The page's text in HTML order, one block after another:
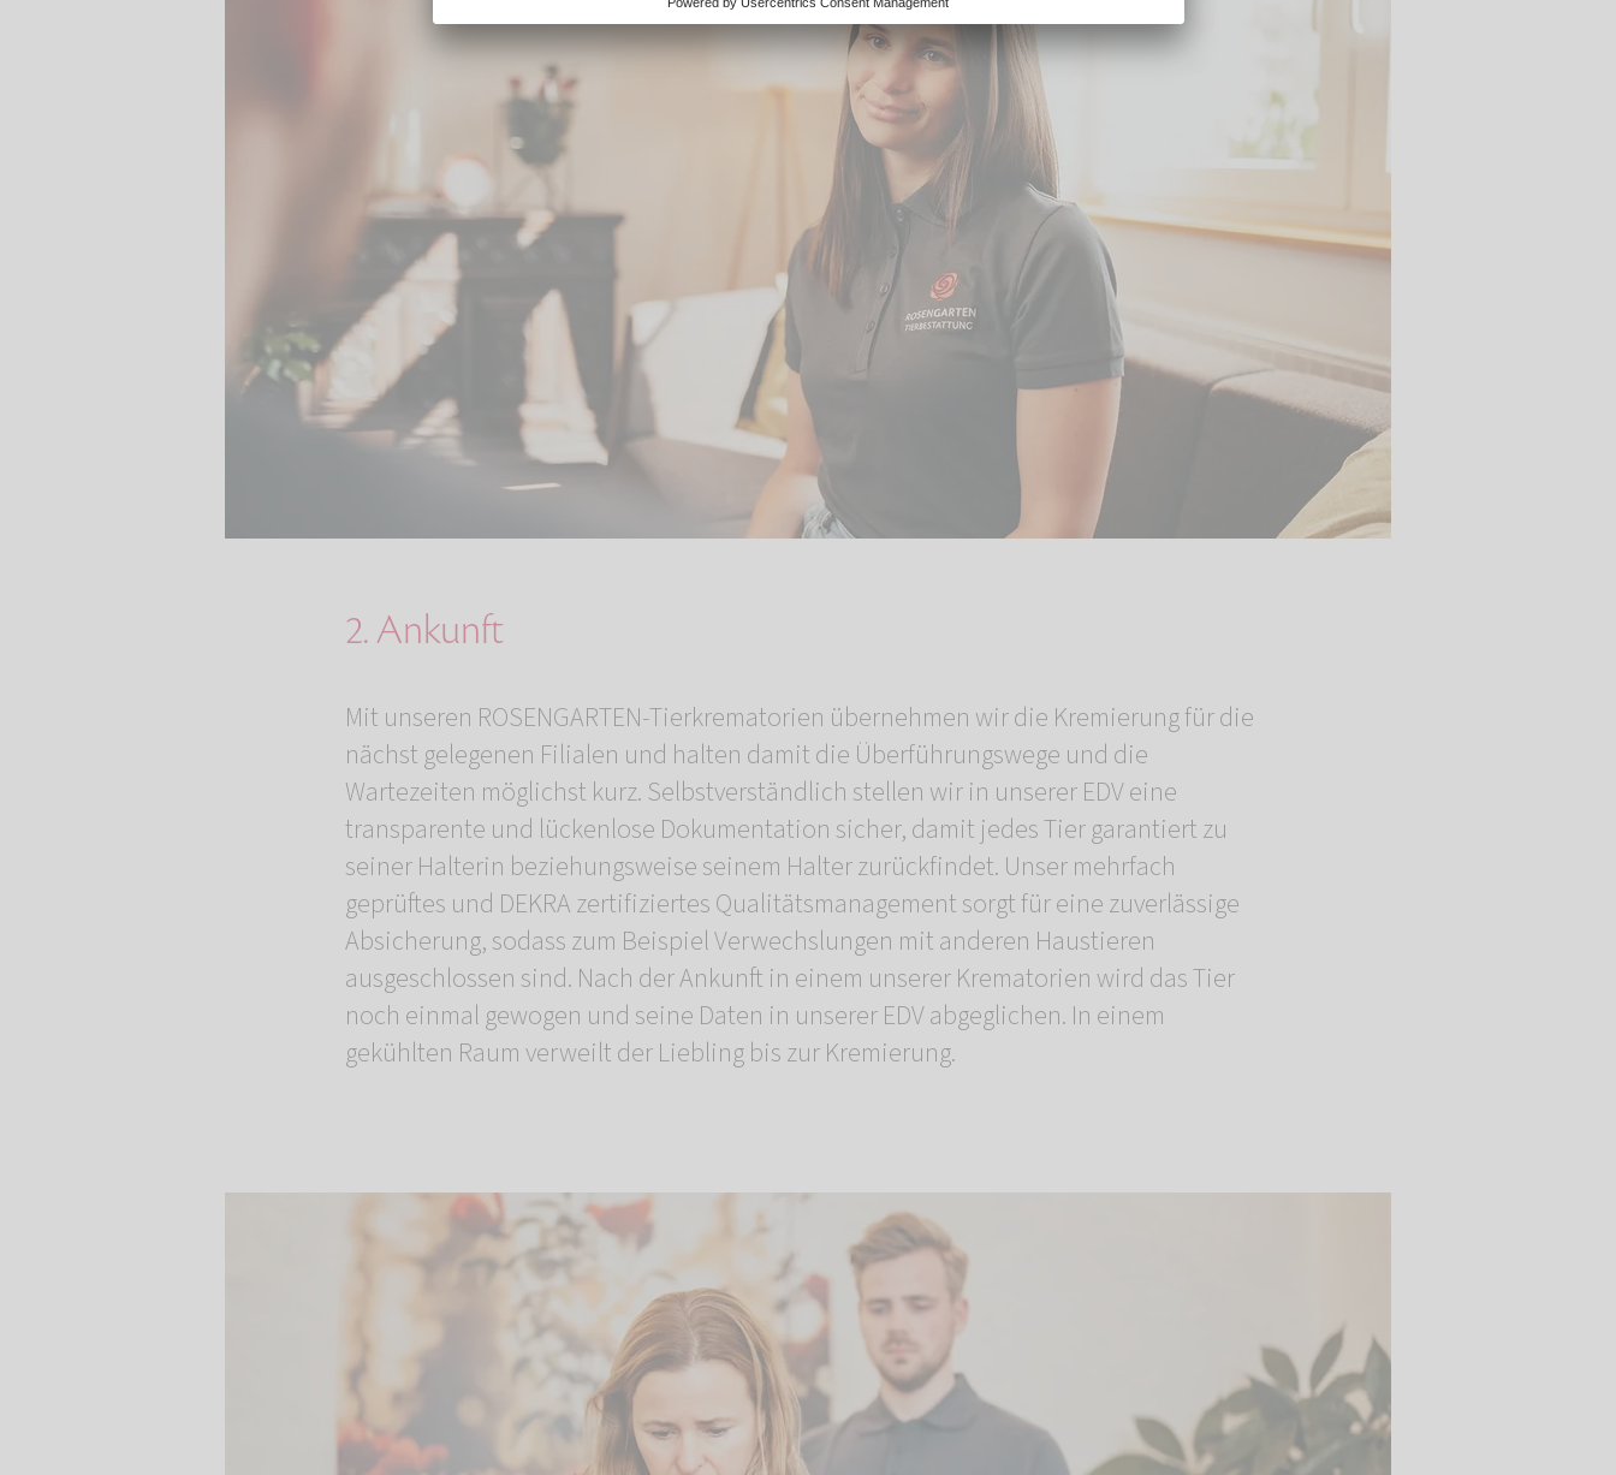
2. Ankunft
Mit unseren ROSENGARTEN-Tierkrematorien übernehmen wir die Kremierung für die
nächst gelegenen Filialen und halten damit die Überführungswege und die
Wartezeiten möglichst kurz. Selbstverständlich stellen wir in unserer EDV eine
transparente und lückenlose Dokumentation sicher, damit jedes Tier garantiert zu
seiner Halterin beziehungsweise seinem Halter zurückfindet. Unser mehrfach
geprüftes und DEKRA zertifiziertes Qualitätsmanagement sorgt für eine zuverlässige
Absicherung, sodass zum Beispiel Verwechslungen mit anderen Haustieren
ausgeschlossen sind. Nach der Ankunft in einem unserer Krematorien wird das Tier
noch einmal gewogen und seine Daten in unserer EDV abgeglichen. In einem
gekühlten Raum verweilt der Liebling bis zur Kremierung.